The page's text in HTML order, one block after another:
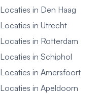
Locaties in Den Haag
Locaties in Utrecht
Locaties in Rotterdam
Locaties in Schiphol
Locaties in Amersfoort
Locaties in Apeldoorn